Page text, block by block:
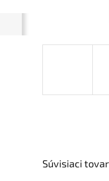
Súvisiaci tovar